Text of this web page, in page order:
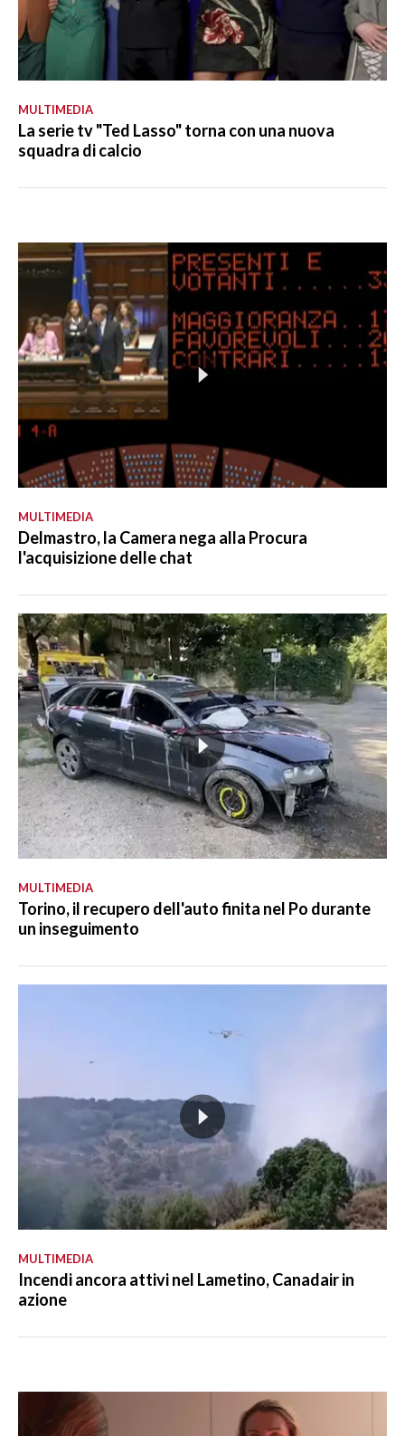
MULTIMEDIA
La serie tv "Ted Lasso" torna con una nuova
squadra di calcio
MULTIMEDIA
Delmastro, la Camera nega alla Procura
l'acquisizione delle chat
MULTIMEDIA
Torino, il recupero dell'auto finita nel Po durante
un inseguimento
MULTIMEDIA
Incendi ancora attivi nel Lametino, Canadair in
azione